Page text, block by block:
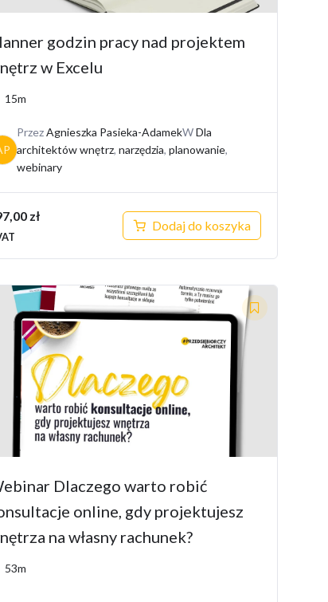
godzin pracy nad projektem
w Excelu
15m
PrzezAgnieszka Pasieka-AdamekWDla
architektów wnętrz,narzędzia,planowanie,
webinary
zł
Dodaj do koszyka
Dlaczego warto robić
online, gdy projektujesz
na własny rachunek?
53m